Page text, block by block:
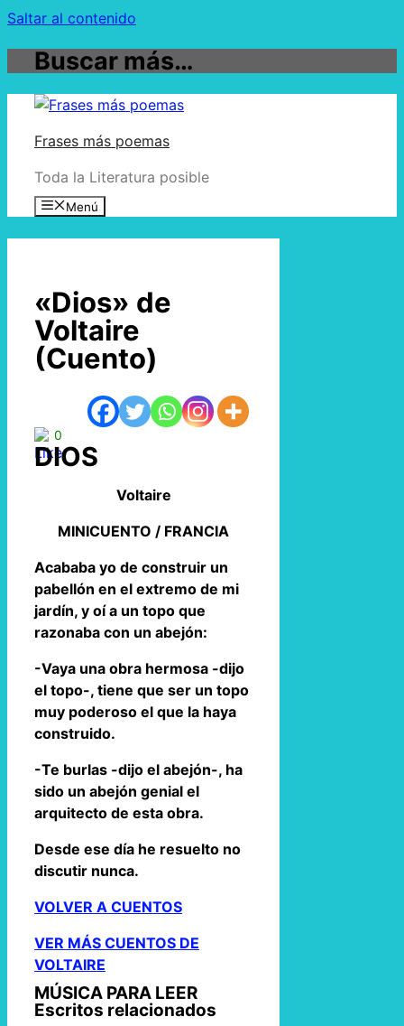
Saltar al contenido
Buscar más…
Frases más poemas
Toda la Literatura posible
Menú
«Dios» de
Voltaire
(Cuento)
0
DIOS
Voltaire
MINICUENTO / FRANCIA
Acababa yo de construir un
pabellón en el extremo de mi
jardín, y oí a un topo que
razonaba con un abejón:
-Vaya una obra hermosa -dijo
el topo-, tiene que ser un topo
muy poderoso el que la haya
construido.
-Te burlas -dijo el abejón-, ha
sido un abejón genial el
arquitecto de esta obra.
Desde ese día he resuelto no
discutir nunca.
VOLVER A CUENTOS
VER MÁS CUENTOS DE
VOLTAIRE
MÚSICA PARA LEER
Escritos relacionados